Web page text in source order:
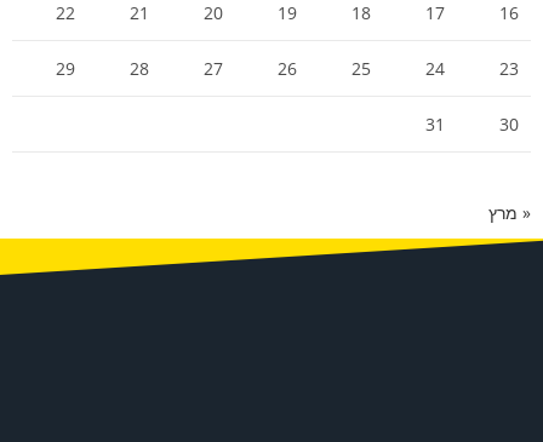
16
17
18
19
20
21
22
23
24
25
26
27
28
29
30
31
« מרץ